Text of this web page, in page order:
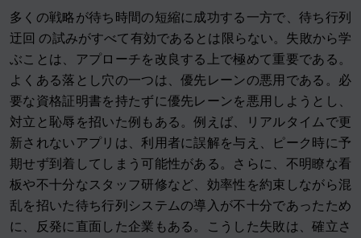
多くの戦略が待ち時間の短縮に成功する一方で、待ち行列
迂回 の試みがすべて有効であるとは限らない。失敗から学
ぶことは、アプローチを改良する上で極めて重要である。
よくある落とし穴の一つは、優先レーンの悪用である。必
要な資格証明書を持たずに優先レーンを悪用しようとし、
対立と恥辱を招いた例もある。例えば、リアルタイムで更
新されないアプリは、利用者に誤解を与え、ピーク時に予
期せず到着してしまう可能性がある。さらに、不明瞭な看
板や不十分なスタッフ研修など、効率性を約束しながら混
乱を招いた待ち行列システムの導入が不十分であったため
に、反発に直面した企業もある。こうした失敗は、確立さ